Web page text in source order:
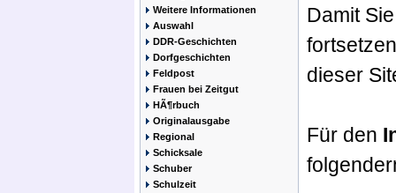
Weitere Informationen
Auswahl
DDR-Geschichten
Dorfgeschichten
Feldpost
Frauen bei Zeitgut
HÃ¶rbuch
Originalausgabe
Regional
Schicksale
Schuber
Schulzeit
Damit
dieser
Für den